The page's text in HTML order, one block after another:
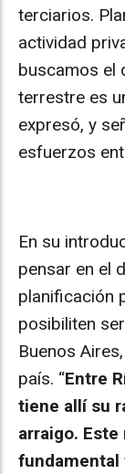
terciarios.
actividad
buscamos el
terrestre es
expresó, y
esfuerzos
En su
pensar en el
planificación
posibiliten
Buenos
país. “Entre
tiene allí su
arraigo.
fundamental